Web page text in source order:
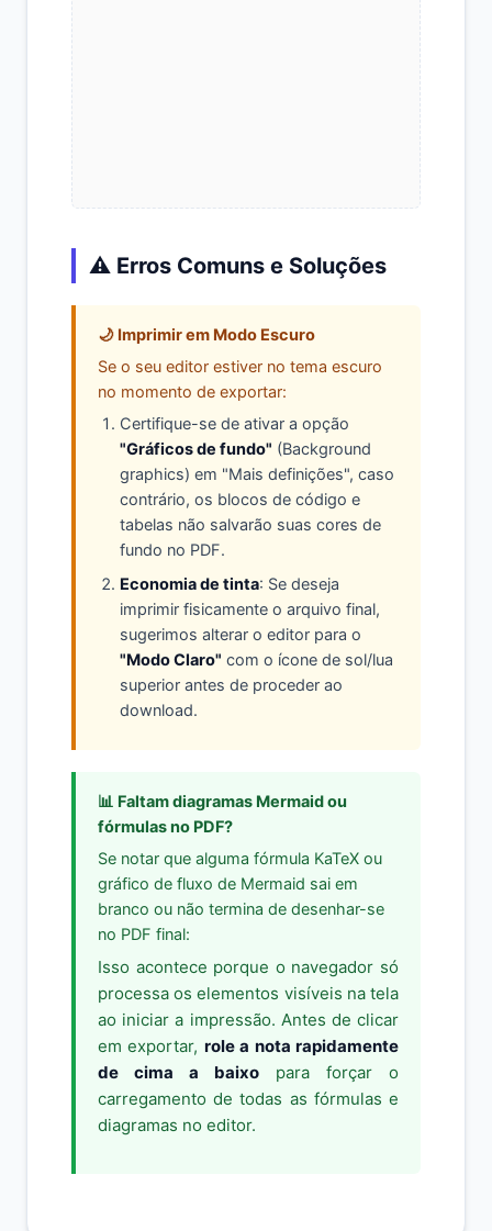
⚠️ Erros Comuns e Soluções
🌙 Imprimir em Modo Escuro
Se o seu editor estiver no tema escuro
no momento de exportar:
Certifique-se de ativar a opção
"Gráficos de fundo" (Background
graphics) em "Mais definições", caso
contrário, os blocos de código e
tabelas não salvarão suas cores de
fundo no PDF.
Economia de tinta: Se deseja
imprimir fisicamente o arquivo final,
sugerimos alterar o editor para o
"Modo Claro" com o ícone de sol/lua
superior antes de proceder ao
download.
📊 Faltam diagramas Mermaid ou
fórmulas no PDF?
Se notar que alguma fórmula KaTeX ou
gráfico de fluxo de Mermaid sai em
branco ou não termina de desenhar-se
no PDF final:
Isso acontece porque o navegador só
processa os elementos visíveis na tela
ao iniciar a impressão. Antes de clicar
em exportar, role a nota rapidamente
de cima a baixo para forçar o
carregamento de todas as fórmulas e
diagramas no editor.